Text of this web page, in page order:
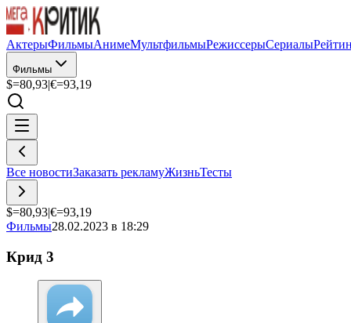
АктерыФильмыАнимеМультфильмыРежиссерыСериалы
Фильмы
$=80,93|€=93,19
Все новостиЗаказать рекламуЖизньТесты
$=80,93|€=93,19
Фильмы28.02.2023 в 18:29
Крид 3